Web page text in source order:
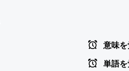
意味
単語